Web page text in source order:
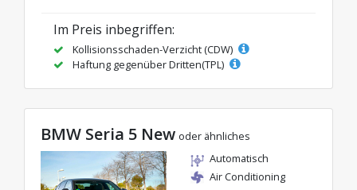
Im Preis inbegriffen:
Kollisionsschaden-Verzicht (CDW)
Haftung gegenüber Dritten(TPL)
BMW Seria 5 New oder ähnliches
Automatisch
Air Conditioning